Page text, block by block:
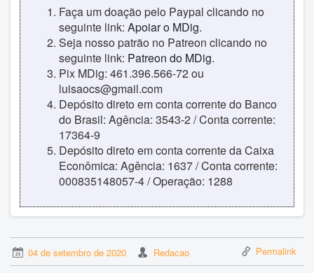
Faça um doação pelo Paypal clicando no
seguinte link: Apoiar o MDig.
Seja nosso patrão no Patreon clicando no
seguinte link: Patreon do MDig.
Pix MDig: 461.396.566-72 ou
luisaocs@gmail.com
Depósito direto em conta corrente do Banco
do Brasil: Agência: 3543-2 / Conta corrente:
17364-9
Depósito direto em conta corrente da Caixa
Econômica: Agência: 1637 / Conta corrente:
000835148057-4 / Operação: 1288
04 de setembro de 2020 Redacao Permalink